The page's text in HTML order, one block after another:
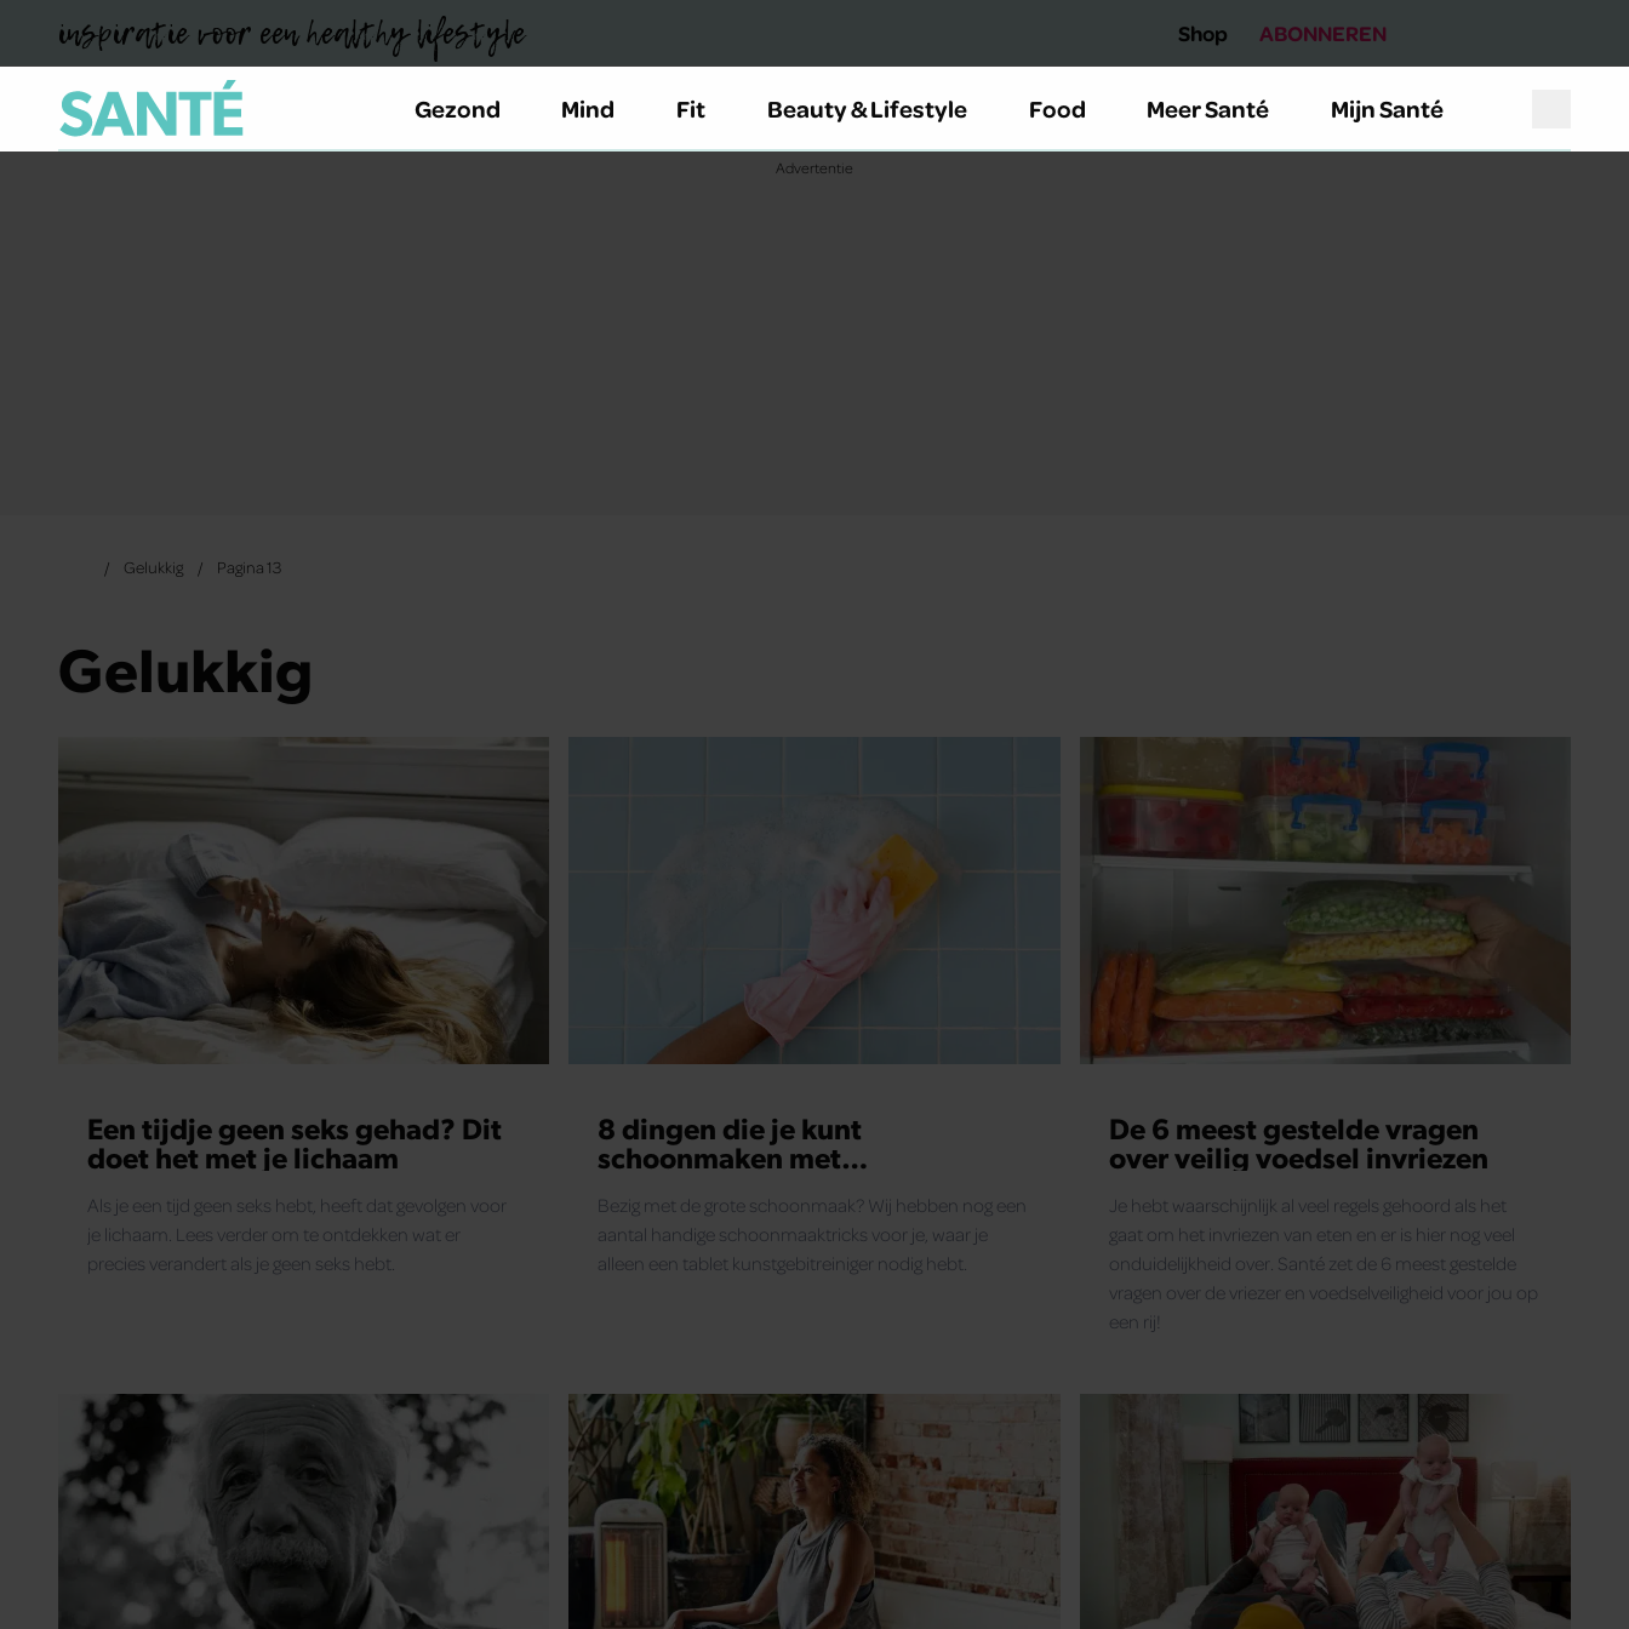
inspiratie voor een healthy lifestyle Shop ABONNEREN
Gezond Mind Fit Beauty & Lifestyle Food Meer Santé Mijn Santé
Gelukkig Pagina 13
Gelukkig
Een tijdje geen seks gehad? Dit
doet het met je lichaam
Als je een tijd geen seks hebt, heeft dat gevolgen voor
je lichaam. Lees verder om te ontdekken wat er
precies verandert als je geen seks hebt.
8 dingen die je kunt
schoonmaken met
Bezig met de grote schoonmaak? Wij hebben nog een
aantal handige schoonmaaktricks voor je, waar je
alleen een tablet kunstgebitreiniger nodig hebt.
De 6 meest gestelde vragen
over veilig voedsel invriezen
Je hebt waarschijnlijk al veel regels gehoord als het
gaat om het invriezen van eten en er is hier nog veel
onduidelijkheid over. Santé zet de 6 meest gestelde
vragen over de vriezer en voedselveiligheid voor jou op
een rij!